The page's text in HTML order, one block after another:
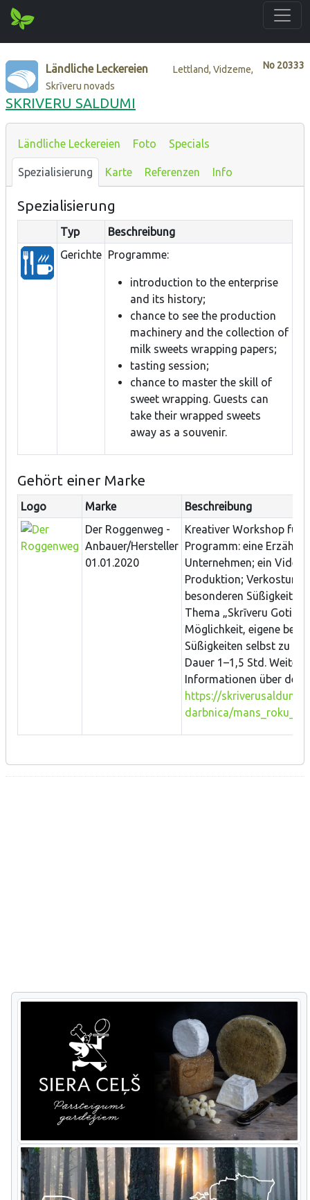
No 20333
Ländliche Leckereien
Lettland, Vidzeme,
Skrīveru novads
SKRIVERU SALDUMI
Ländliche Leckereien Foto Specials
Spezialisierung Karte Referenzen Info
Spezialisierung
Typ
Beschreibung
Gerichte Programme:
introduction to the enterprise
and its history;
chance to see the production
machinery and the collection of
milk sweets wrapping papers;
tasting session;
chance to master the skill of
sweet wrapping. Guests can
take their wrapped sweets
away as a souvenir.
Gehört einer Marke
Logo Marke
Beschreibung
Der Roggenweg -
Anbauer/Hersteller
01.01.2020
Kreativer Workshop für
Programm: eine
Unternehmen; ein Video
Produktion; Verkostung
besonderen
Thema „Skrīveru
Möglichkeit, eigene
Süßigkeiten selbst zu
Dauer 1–1,5 Std. Weitere
Informationen über den
https://
darbnica/